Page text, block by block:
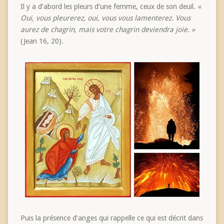
Il y a d’abord les pleurs d’une femme, ceux de son deuil. «
Oui, vous pleurerez, oui, vous vous lamenterez. Vous
aurez de chagrin, mais votre chagrin deviendra joie. »
(Jean 16, 20).
Puis la présence d’anges qui rappelle ce qui est décrit dans